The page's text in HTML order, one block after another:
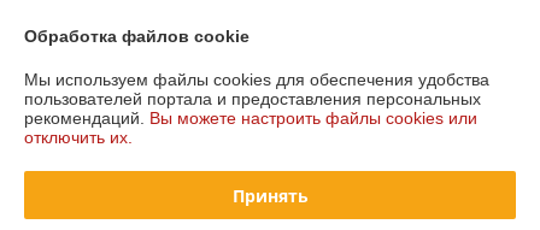
"Лидана"
комната 9
Регистрационный номер ЕГР: 193732228
Регистрационный орган: Минский горисполком
Обработка файлов cookie
Мы используем файлы cookies для обеспечения удобства
пользователей портала и предоставления персональных
рекомендаций. Вы можете настроить файлы cookies или
отключить их.
Принять